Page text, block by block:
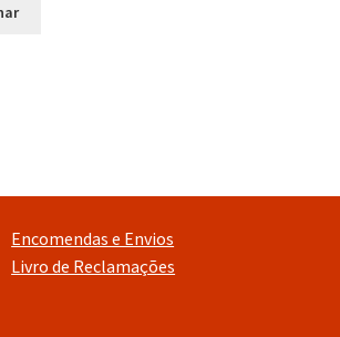
Encomendas e Envios
Livro de Reclamações